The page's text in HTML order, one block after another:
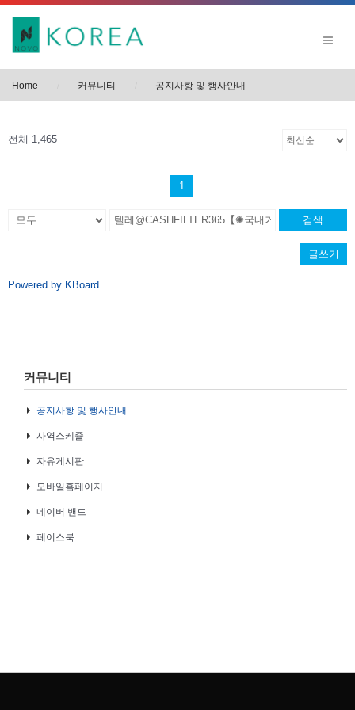
Home 커뮤니티 공지사항 및 행사안내
전체 1,465
1
검색
글쓰기
Powered by KBoard
커뮤니티
공지사항 및 행사안내
사역스케쥴
자유게시판
모바일홈페이지
네이버 밴드
페이스북